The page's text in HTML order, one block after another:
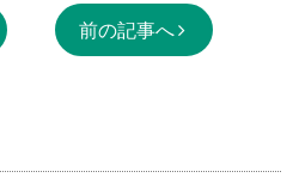
前の記事へ